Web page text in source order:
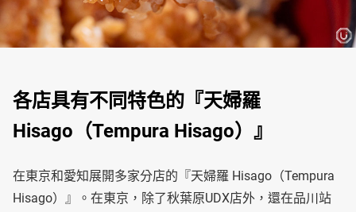
各店具有不同特色的『天婦羅
Hisago（Tempura Hisago）』
在東京和愛知展開多家分店的『天婦羅 Hisago（Tempura
Hisago）』。在東京，除了秋葉原UDX店外，還在品川站